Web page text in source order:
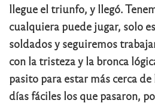
llegue el triunfo, y llegó.
cualquiera puede jugar, solo
soldados y seguiremos
con la tristeza y la bronca
pasito para estar más cerca
días fáciles los que pasaron,